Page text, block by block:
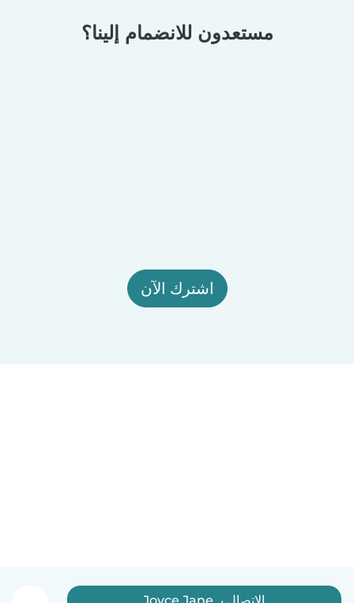
مستعدون للانضمام إلينا؟
اشترك الآن
الاتصال بـ Joyce Jane